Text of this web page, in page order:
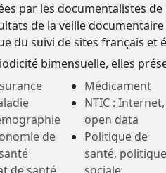
par les documentalistes
de la veille
du suivi de sites français et
bimensuelle, elles
de
Médicament
NTIC : Internet,
open data
Politique de
santé, politique